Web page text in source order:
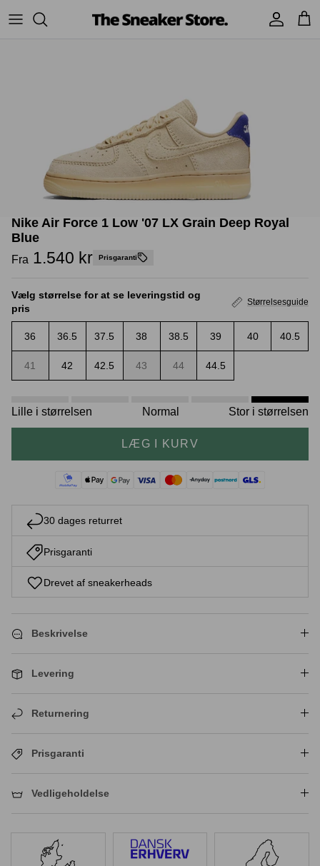
Yeezy
Jordans
Andre brands
BAPE - A Bathing Ape
TSS Collection
Accessories Sneaker boks
Sneaker rengøring
Nike Air Force 1 Low '07 LX Grain Deep Royal
Blue
Fra 1.540 kr Prisgaranti
Vælg størrelse for at se leveringstid og
pris
Størrelsesguide
36 36.5 37.5 38 38.5 39 40 40.5
41 42 42.5 43 44 44.5
Lille i størrelsen Normal Stor i størrelsen
LÆG I KURV
30 dages returret
Prisgaranti
Drevet af sneakerheads
Beskrivelse
Levering
Returnering
Prisgaranti
Vedligeholdelse